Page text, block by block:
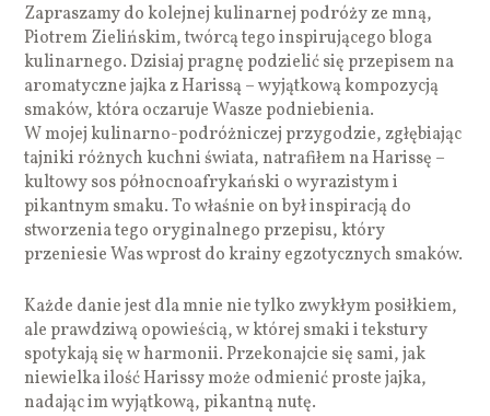
Zapraszamy do kolejnej kulinarnej podróży ze mną,
Piotrem Zielińskim, twórcą tego inspirującego bloga
kulinarnego. Dzisiaj pragnę podzielić się przepisem na
aromatyczne jajka z Harissą – wyjątkową kompozycją
smaków, która oczaruje Wasze podniebienia.
W mojej kulinarno-podróżniczej przygodzie, zgłębiając
tajniki różnych kuchni świata, natrafiłem na Harissę –
kultowy sos północnoafrykański o wyrazistym i
pikantnym smaku. To właśnie on był inspiracją do
stworzenia tego oryginalnego przepisu, który
przeniesie Was wprost do krainy egzotycznych smaków.
Każde danie jest dla mnie nie tylko zwykłym posiłkiem,
ale prawdziwą opowieścią, w której smaki i tekstury
spotykają się w harmonii. Przekonajcie się sami, jak
niewielka ilość Harissy może odmienić proste jajka,
nadając im wyjątkową, pikantną nutę.